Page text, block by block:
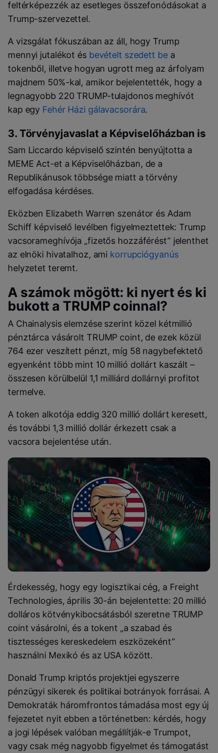
feltérképezzék az esetleges összefonódásokat a
Trump-szervezettel.
A vizsgálat fókuszában az áll, hogy Trump
mennyi jutalékot és bevételt szedett bea
tokenből, illetve hogyan ugrott meg az árfolyam
majdnem 50%-kal, amikor bejelentették, hogy a
legnagyobb 220 TRUMP-tulajdonos meghívót
kap egy Fehér Házi gálavacsorára.
3. Törvényjavaslat a Képviselőházban is
Sam Liccardo képviselő szintén benyújtotta a
MEME Act-et a Képviselőházban, de a
Republikánusok többsége miatt a törvény
elfogadása kérdéses.
Eközben Elizabeth Warren szenátor és Adam
Schiff képviselő levélben figyelmeztettek: Trump
vacsorameghívója „fizetős hozzáférést” jelenthet
az elnöki hivatalhoz, ami korrupciógyanús
helyzetet teremt.
A számok mögött: ki nyert és ki
bukott a TRUMP coinnal?
A Chainalysis elemzése szerint közel kétmillió
pénztárca vásárolt TRUMP coint, de ezek közül
764 ezer veszített pénzt, míg 58 nagybefektető
egyenként több mint 10 millió dollárt kaszált –
összesen körülbelül 1,1 milliárd dollárnyi profitot
termelve.
A token alkotója eddig 320 millió dollárt keresett,
és további 1,3 millió dollár érkezett csak a
vacsora bejelentése után.
Érdekesség, hogy egy logisztikai cég, a Freight
Technologies, április 30-án bejelentette: 20 millió
dolláros kötvénykibocsátásból szeretne TRUMP
coint vásárolni, és a tokent „a szabad és
tisztességes kereskedelem eszközeként”
használni Mexikó és az USA között.
Donald Trump kriptós projektjei egyszerre
pénzügyi sikerek és politikai botrányok forrásai. A
Demokraták háromfrontos támadása most egy új
fejezetet nyit ebben a történetben: kérdés, hogy
a jogi lépések valóban megállítják-e Trumpot,
vagy csak még nagyobb figyelmet és támogatást